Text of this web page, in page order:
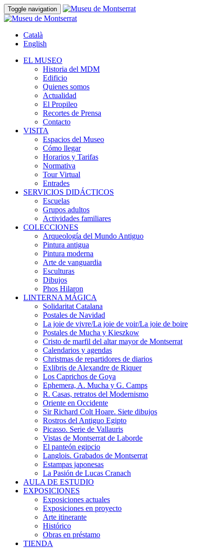
Toggle navigation
Català
English
EL MUSEO
Historia del MDM
Edificio
Quienes somos
Actualidad
El Propileo
Recortes de Prensa
Contacto
VISITA
Espacios del Museo
Cómo llegar
Horarios y Tarifas
Normativa
Tour Virtual
Entrades
SERVICIOS DIDÁCTICOS
Escuelas
Grupos adultos
Actividades familiares
COLECCIONES
Arqueología del Mundo Antiguo
Pintura antigua
Pintura moderna
Arte de vanguardia
Esculturas
Dibujos
Phos Hilaron
LINTERNA MÁGICA
Solidaritat Catalana
Postales de Navidad
La joie de vivre/La joie de voir/La joie de boire
Postales de Mucha y Kieszkow
Cristo de marfil del altar mayor de Montserrat
Calendarios y agendas
Christmas de repartidores de diarios
Exlibris de Alexandre de Riquer
Los Caprichos de Goya
Ephemera, A. Mucha y G. Camps
R. Casas, retratos del Modernismo
Oriente en Occidente
Sir Richard Colt Hoare. Siete dibujos
Rostros del Antiguo Egipto
Picasso. Serie de Vallauris
Vistas de Montserrat de Laborde
El panteón egipcio
Langlois. Grabados de Montserrat
Estampas japonesas
La Pasión de Lucas Cranach
AULA DE ESTUDIO
EXPOSICIONES
Exposiciones actuales
Exposiciones en proyecto
Arte itinerante
Histórico
Obras en préstamo
TIENDA